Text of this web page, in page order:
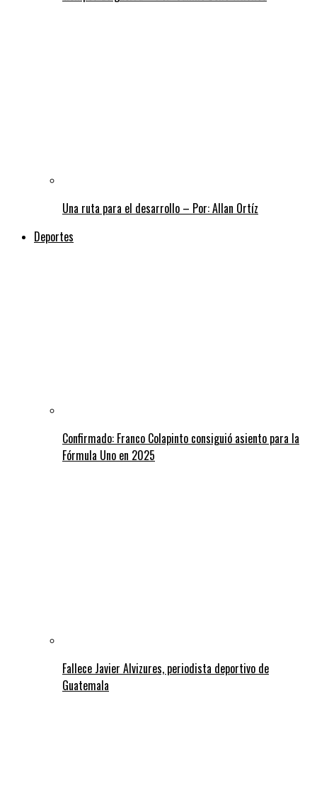
Una ruta para el desarrollo – Por: Allan Ortíz
Deportes
Confirmado: Franco Colapinto consiguió asiento para la
Fórmula Uno en 2025
Fallece Javier Alvizures, periodista deportivo de
Guatemala